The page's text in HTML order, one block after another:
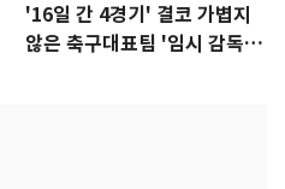
'16일 간 4경기' 결코 가볍지
않은 축구대표팀 '임시 감독'